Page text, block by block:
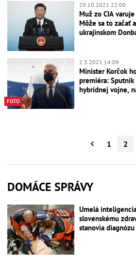
29.10.2021 22:00
Muž zo CIA
Môže sa to začať
ukrajinskom
FOTO
2.3.2021 14:09
Minister Korčok
premiéra:
hybridnej vojne,
1 2
DOMÁCE SPRÁVY
Umelá
slovenskému
stanovia